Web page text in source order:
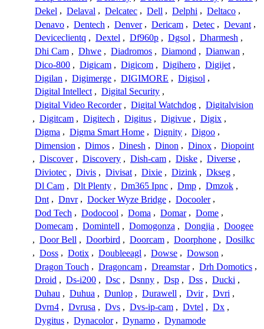
Dekel , Delaval , Delcatec , Dell , Delphi , Deltaco ,
Denavo , Dentech , Denver , Dericam , Detec , Devant ,
Deviceclientq , Dextel , Df960p , Dgsol , Dharmesh ,
Dhi Cam , Dhwe , Diadromos , Diamond , Dianwan ,
Dico-800 , Digicam , Digicom , Digihero , Digijet ,
Digilan , Digimerge , DIGIMORE , Digisol ,
Digital Intellect , Digital Security ,
Digital Video Recorder , Digital Watchdog , Digitalvision
, Digitcam , Digitech , Digitus , Digivue , Digix ,
Digma , Digma Smart Home , Dignity , Digoo ,
Dimension , Dimos , Dinesh , Dinon , Dinox , Diopoint
, Discover , Discovery , Dish-cam , Diske , Diverse ,
Diviotec , Divis , Divisat , Dixie , Dizink , Dkseg ,
Dl Cam , Dlt Plenty , Dm365 Ipnc , Dmp , Dmzok ,
Dnt , Dnvr , Docker Wyze Bridge , Docooler ,
Dod Tech , Dodocool , Doma , Domar , Dome ,
Domecam , Domintell , Domogonza , Dongjia , Doogee
, Door Bell , Doorbird , Doorcam , Doorphone , Dosilkc
, Doss , Dotix , Doubleeagl , Dowse , Dowson ,
Dragon Touch , Dragoncam , Dreamstar , Drh Domotics ,
Droid , Ds-i200 , Dsc , Dsnny , Dsp , Dss , Ducki ,
Duhau , Duhua , Dunlop , Durawell , Dvir , Dvri ,
Dvrn4 , Dvrusa , Dvs , Dvs-ip-cam , Dvtel , Dx ,
Dygitus , Dynacolor , Dynamo , Dynamode